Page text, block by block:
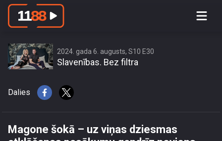
Magone šokā – uz viņas dziesmas
2024. gada 6. augusts, S10 E30
Slavenības. Bez filtra
Dalies
Magone šokā – uz viņas dziesmas